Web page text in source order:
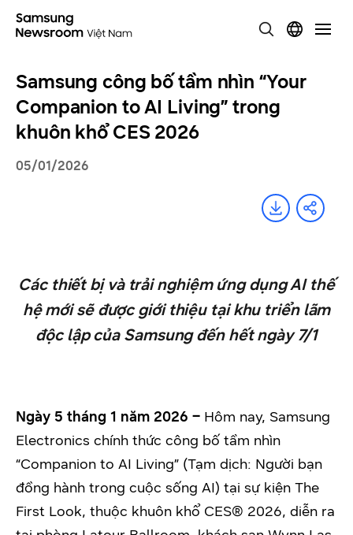
Samsung công bố tầm nhìn “Your
Companion to AI Living” trong
khuôn khổ CES 2026
05/01/2026
Các thiết bị và trải nghiệm ứng dụng AI thế
hệ mới sẽ được giới thiệu tại khu triển lãm
độc lập của Samsung đến hết ngày 7/1
Ngày 5 tháng 1 năm 2026 – Hôm nay, Samsung
Electronics chính thức công bố tầm nhìn
“Companion to AI Living” (Tạm dịch: Người bạn
đồng hành trong cuộc sống AI) tại sự kiện The
First Look, thuộc khuôn khổ CES® 2026, diễn ra